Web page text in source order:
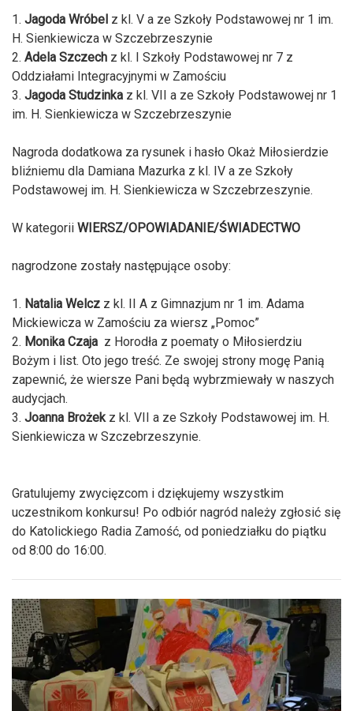
1. Jagoda Wróbel z kl. V a ze Szkoły Podstawowej nr 1 im.
H. Sienkiewicza w Szczebrzeszynie
2. Adela Szczech z kl. I Szkoły Podstawowej nr 7 z
Oddziałami Integracyjnymi w Zamościu
3. Jagoda Studzinka z kl. VII a ze Szkoły Podstawowej nr 1
im. H. Sienkiewicza w Szczebrzeszynie
Nagroda dodatkowa za rysunek i hasło Okaż Miłosierdzie
bliźniemu dla Damiana Mazurka z kl. IV a ze Szkoły
Podstawowej im. H. Sienkiewicza w Szczebrzeszynie.
W kategorii WIERSZ/OPOWIADANIE/ŚWIADECTWO
nagrodzone zostały następujące osoby:
1. Natalia Welcz z kl. II A z Gimnazjum nr 1 im. Adama
Mickiewicza w Zamościu za wiersz „Pomoc”
2. Monika Czaja z Horodła z poematy o Miłosierdziu
Bożym i list. Oto jego treść. Ze swojej strony mogę Panią
zapewnić, że wiersze Pani będą wybrzmiewały w naszych
audycjach.
3. Joanna Brożekz kl. VII a ze Szkoły Podstawowej im. H.
Sienkiewicza w Szczebrzeszynie.
Gratulujemy zwycięzcom i dziękujemy wszystkim
uczestnikom konkursu! Po odbiór nagród należy zgłosić się
do Katolickiego Radia Zamość, od poniedziałku do piątku
od 8:00 do 16:00.